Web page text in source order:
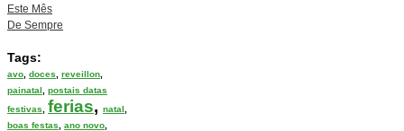
Este Mês
De Sempre
Tags:
avo doces reveillon
painatal
postais datas
festivas
ferias, natal
boas festas
ano novo